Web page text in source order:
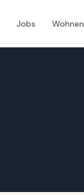
Jobs Wohnen